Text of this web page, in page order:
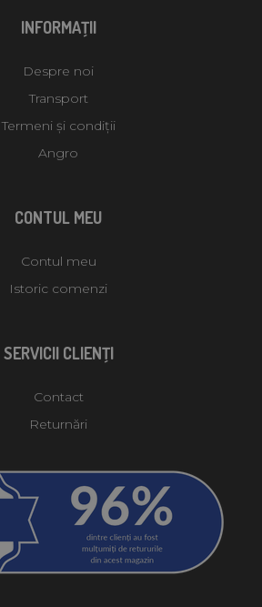
INFORMAŢII
Despre noi
Transport
Termeni și condiții
Angro
CONTUL MEU
Contul meu
Istoric comenzi
SERVICII CLIENŢI
Contact
Returnări